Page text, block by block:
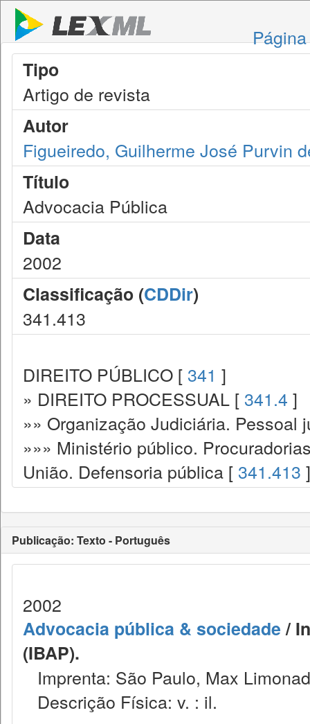
Tipo
Artigo de revista
Autor
Figueiredo, Guilherme José Purvin
Título
Advocacia Pública
Data
2002
Classificação (CDDir)
341.413
DIREITO PÚBLICO [ 341 ]
» DIREITO PROCESSUAL [ 341.4 ]
»» Organização Judiciária. Pessoal
»»» Ministério público.
União. Defensoria pública [ 341.413 ]
Publicação: Texto - Português
2002
Advocacia pública & sociedade/
(IBAP).
Imprenta: São Paulo, Max
Descrição Física: v. : il.